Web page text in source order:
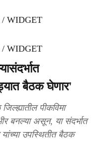
WIDGET
WIDGET
बैठक घेणार'
पीकविमा
बनल्या असून, या संदर्भात
उपस्थितीत बैठक